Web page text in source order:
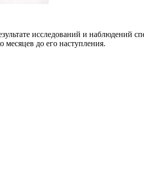
исследований и
месяцев до его наступления.